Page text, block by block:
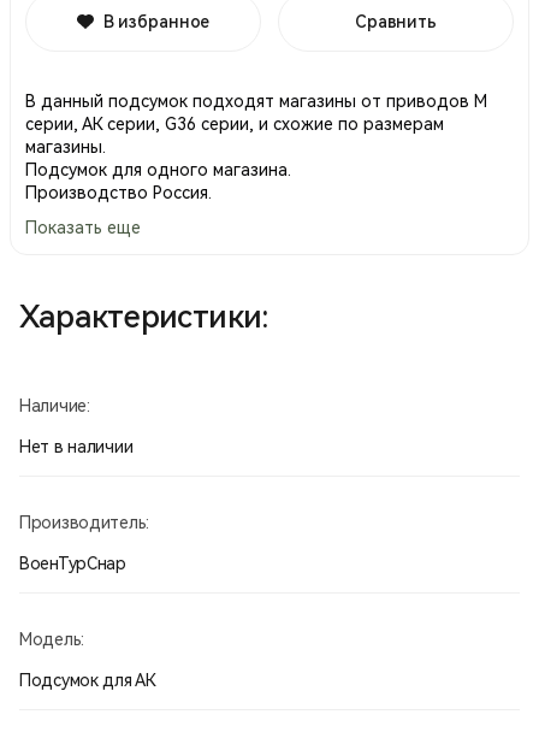
В избранное Сравнить
В данный подсумок подходят магазины от приводов М
серии, АК серии, G36 серии, и схожие по размерам
магазины.
Подсумок для одного магазина.
Производство Россия.
Показать еще
Характеристики:
Наличие:
Нет в наличии
Производитель:
ВоенТурСнар
Модель:
Подсумок для АК